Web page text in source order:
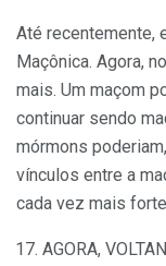
Até recentemente,
Maçônica. Agora,
mais. Um maçom
continuar sendo
mórmons
vínculos entre a
cada vez mais
AGORA,